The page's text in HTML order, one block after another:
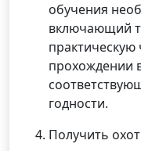
обучения
включающий
прохождении
годности.
Получить